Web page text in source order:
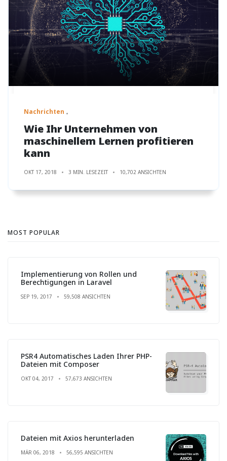
Nachrichten
Wie Ihr Unternehmen von
maschinellem Lernen profitieren
kann
OKT 17, 2018 3 MIN. LESEZEIT 10,702 ANSICHTEN
MOST POPULAR
Implementierung von Rollen und
Berechtigungen in Laravel
SEP 19, 2017 59,508 ANSICHTEN
PSR4 Automatisches Laden Ihrer PHP-
Dateien mit Composer
OKT 04, 2017 57,673 ANSICHTEN
Dateien mit Axios herunterladen
MÄR 06, 2018 56,595 ANSICHTEN